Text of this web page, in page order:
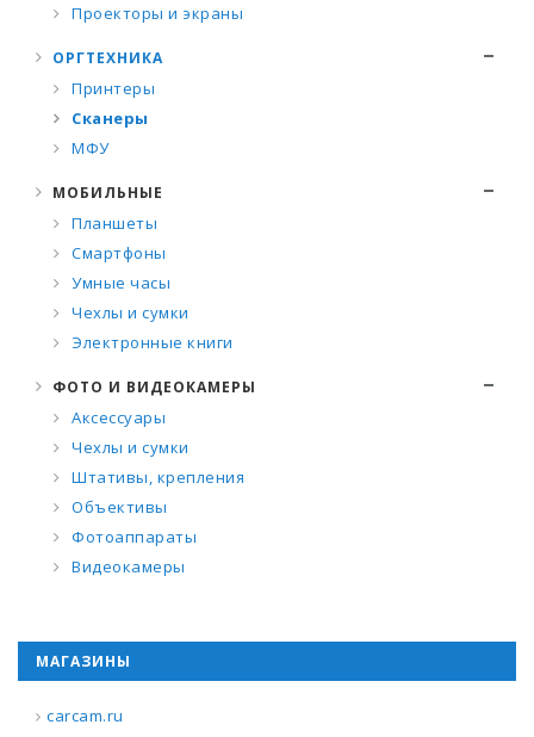
Проекторы и экраны
ОРГТЕХНИКА
Принтеры
Сканеры
МФУ
МОБИЛЬНЫЕ
Планшеты
Смартфоны
Умные часы
Чехлы и сумки
Электронные книги
ФОТО И ВИДЕОКАМЕРЫ
Аксессуары
Чехлы и сумки
Штативы, крепления
Объективы
Фотоаппараты
Видеокамеры
МАГАЗИНЫ
carcam.ru